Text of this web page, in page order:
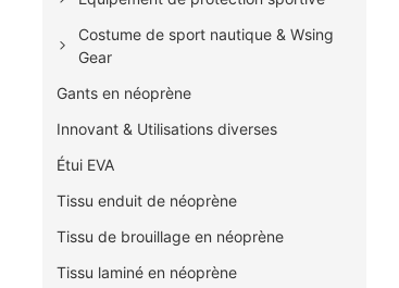
Costume de sport nautique & Wsing
Gear
Gants en néoprène
Innovant & Utilisations diverses
Étui EVA
Tissu enduit de néoprène
Tissu de brouillage en néoprène
Tissu laminé en néoprène